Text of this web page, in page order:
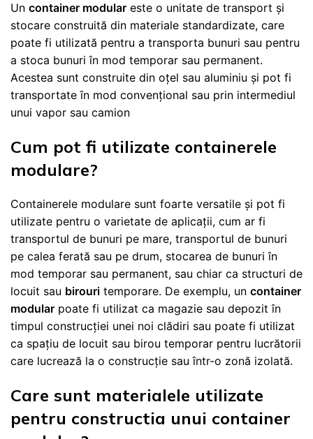
Un container modular este o unitate de transport și
stocare construită din materiale standardizate, care
poate fi utilizată pentru a transporta bunuri sau pentru
a stoca bunuri în mod temporar sau permanent.
Acestea sunt construite din oțel sau aluminiu și pot fi
transportate în mod convențional sau prin intermediul
unui vapor sau camion
Cum pot fi utilizate containerele
modulare?
Containerele modulare sunt foarte versatile și pot fi
utilizate pentru o varietate de aplicații, cum ar fi
transportul de bunuri pe mare, transportul de bunuri
pe calea ferată sau pe drum, stocarea de bunuri în
mod temporar sau permanent, sau chiar ca structuri de
locuit sau birouri temporare. De exemplu, un container
modular poate fi utilizat ca magazie sau depozit în
timpul construcției unei noi clădiri sau poate fi utilizat
ca spațiu de locuit sau birou temporar pentru lucrătorii
care lucrează la o construcție sau într-o zonă izolată.
Care sunt materialele utilizate
pentru constructia unui container